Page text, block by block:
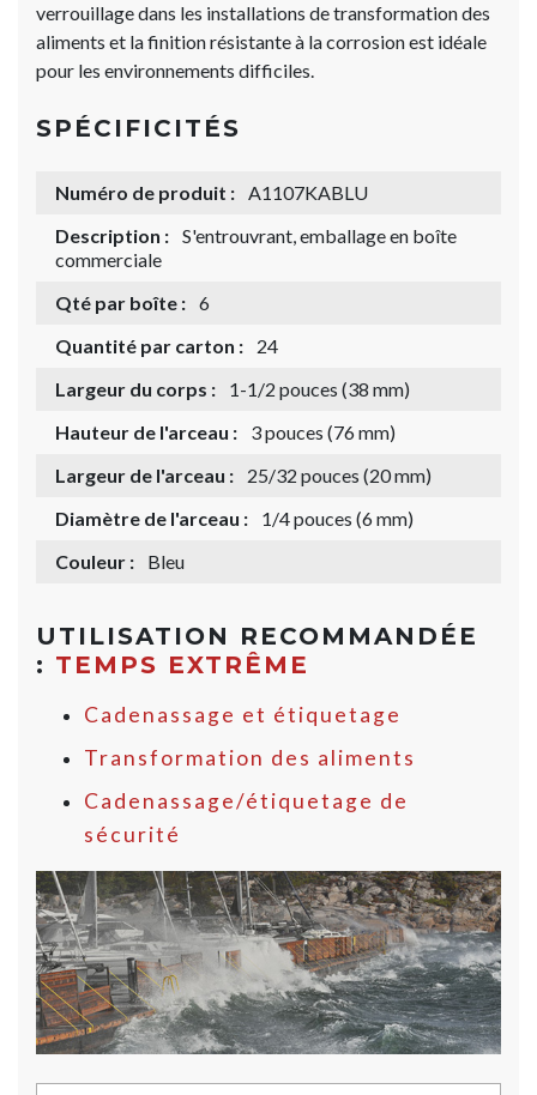
verrouillage dans les installations de transformation des
aliments et la finition résistante à la corrosion est idéale
pour les environnements difficiles.
SPÉCIFICITÉS
Numéro de produit : A1107KABLU
Description : S'entrouvrant, emballage en boîte
commerciale
Qté par boîte : 6
Quantité par carton :
24
Largeur du corps :
1-1/2 pouces (38 mm)
Hauteur de l'arceau :
3 pouces (76 mm)
Largeur de l'arceau :
25/32 pouces (20 mm)
Diamètre de l'arceau :
1/4 pouces (6 mm)
Couleur :
Bleu
UTILISATION RECOMMANDÉE
: TEMPS EXTRÊME
Cadenassage et étiquetage
Transformation des aliments
Cadenassage/étiquetage de
sécurité